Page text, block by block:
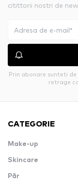
citittorii nostri de
Prin abonare sunteti
retrage
CATEGORIE
Make-up
Skincare
Păr